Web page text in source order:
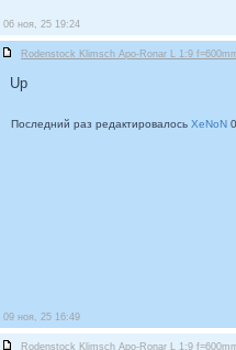
06 ноя, 25 19:24
Rodenstock Klimsch Apo-Ronar L 1:9
Up
Последний раз редактировалось XeNoN
09 ноя, 25 16:49
Rodenstock Klimsch Apo-Ronar L 1:9